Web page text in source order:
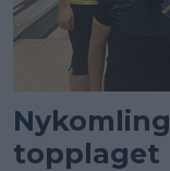
topplaget